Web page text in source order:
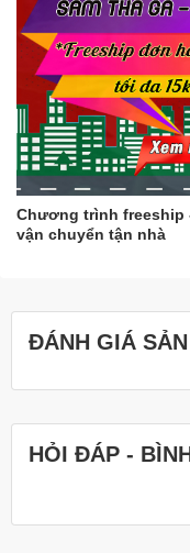
Chương trình freeship
vận chuyển tận nhà
ĐÁNH GIÁ
HỎI ĐÁP -